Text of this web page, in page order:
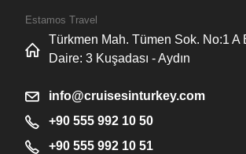
Estamos Travel
Türkmen Mah. Tümen Sok. No:1 A
Daire: 3 Kuşadası - Aydın
info@cruisesinturkey.com
+90 555 992 10 50
+90 555 992 10 51